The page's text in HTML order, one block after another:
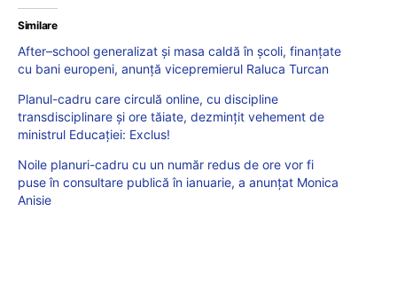
Similare
After–school generalizat și masa caldă în școli, finanţate
cu bani europeni, anunță vicepremierul Raluca Turcan
Planul-cadru care circulă online, cu discipline
transdisciplinare și ore tăiate, dezmințit vehement de
ministrul Educației: Exclus!
Noile planuri-cadru cu un număr redus de ore vor fi
puse în consultare publică în ianuarie, a anunțat Monica
Anisie